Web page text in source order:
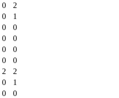
0
2
0
1
0
0
0
0
0
0
0
0
2
2
0
1
0
0